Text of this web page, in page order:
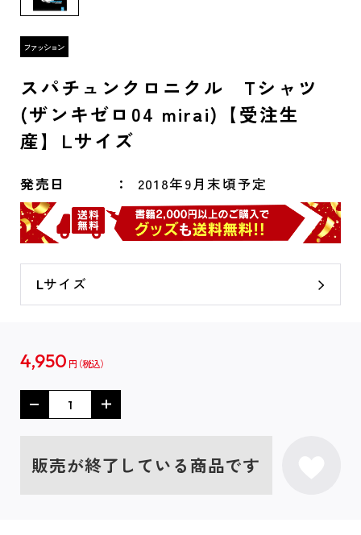
スパチュンクロニクル Tシャツ
(ザンキゼロ04 mirai)【受注生
産】Lサイズ
発売日 2018年9月末頃予定
Lサイズ
4,950 円
販売が終了している商品です